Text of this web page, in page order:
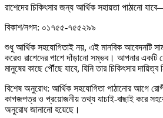
রাশেদের চিকিৎসার জন্য আর্থিক সহায়তা পাঠানো
বিকাশ/নগদ: ০১৭৫৫-৭৫৫২৯৯
শুধু আর্থিক সহযোগিতাই নয়, এই মানবিক আবেদনটি
করেও রাশেদের পাশে দাঁড়ানো সম্ভব। আপনার
মানুষের কাছে পৌঁছে যাবে, যিনি তার চিকিৎসার
বিশেষ অনুরোধ: আর্থিক সহযোগিতা পাঠানোর আগে
কাগজপত্র ও প্রয়োজনীয় তথ্য যাচাই-বাছাই করে
অনুরোধ জানানো হয়েছে।